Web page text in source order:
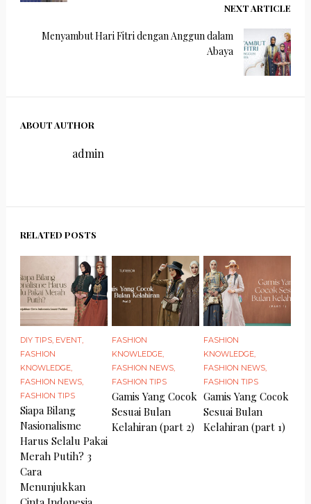
NEXT ARTICLE
Menyambut Hari Fitri dengan Anggun dalam
Abaya
ABOUT AUTHOR
admin
RELATED POSTS
DIY TIPS, EVENT,
FASHION
KNOWLEDGE,
FASHION NEWS,
FASHION TIPS
Siapa Bilang
Nasionalisme
Harus Selalu Pakai
Merah Putih? 3
Cara
Menunjukkan
FASHION
KNOWLEDGE,
FASHION NEWS,
FASHION TIPS
Gamis Yang Cocok
Sesuai Bulan
Kelahiran (part 2)
FASHION
KNOWLEDGE,
FASHION NEWS,
FASHION TIPS
Gamis Yang Cocok
Sesuai Bulan
Kelahiran (part 1)